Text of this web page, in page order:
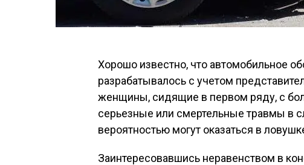
Хорошо известно, что автомобильное
разрабатывалось с учетом
женщины, сидящие в первом ряду, с
серьезные или смертельные травмы в
вероятностью могут оказаться в
Заинтересовавшись неравенством в